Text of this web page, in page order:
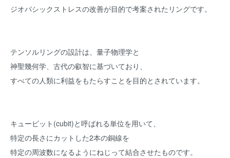
ジオパシックストレスの改善が目的で考案されたリングです。
テンソルリングの設計は、量子物理学と
神聖幾何学、古代の叡智に基づいており、
すべての人類に利益をもたらすことを目的とされています。
キュービット(cubit)と呼ばれる単位を用いて、
特定の長さにカットした2本の銅線を
特定の周波数になるようにねじって結合させたものです。